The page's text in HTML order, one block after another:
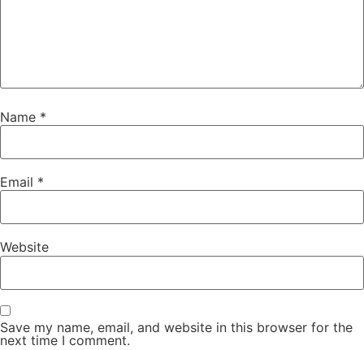
Name *
Email *
Website
Save my name, email, and website in this browser for the
next time I comment.